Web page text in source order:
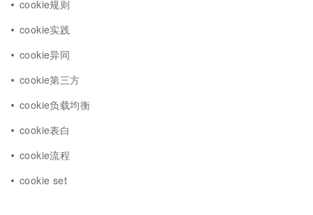
cookie规则
cookie实践
cookie异同
cookie第三方
cookie负载均衡
cookie表白
cookie流程
cookie set